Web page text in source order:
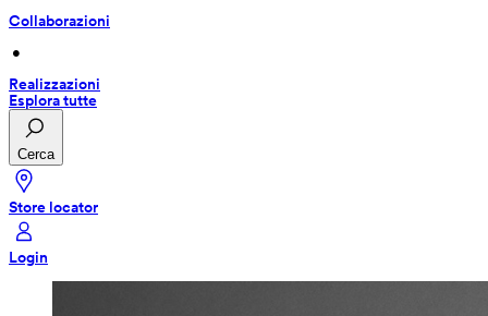
Collaborazioni
•
Realizzazioni
Esplora tutte
Cerca
Store locator
Login